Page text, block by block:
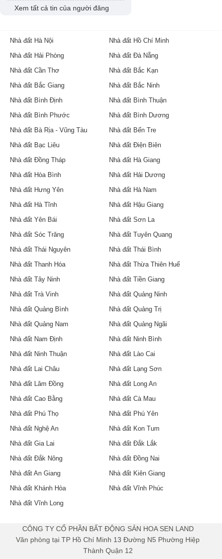
Xem tất cả tin của người đăng
Nhà đất Hà Nội
Nhà đất Hồ Chí Minh
Nhà đất Hải Phòng
Nhà đất Đà Nẵng
Nhà đất Cần Thơ
Nhà đất Bắc Kạn
Nhà đất Bắc Giang
Nhà đất Bắc Ninh
Nhà đất Bình Định
Nhà đất Bình Thuận
Nhà đất Bình Phước
Nhà đất Bình Dương
Nhà đất Bà Rịa - Vũng Tàu
Nhà đất Bến Tre
Nhà đất Bạc Liêu
Nhà đất Điện Biên
Nhà đất Đồng Tháp
Nhà đất Hà Giang
Nhà đất Hòa Bình
Nhà đất Hải Dương
Nhà đất Hưng Yên
Nhà đất Hà Nam
Nhà đất Hà Tĩnh
Nhà đất Hậu Giang
Nhà đất Yên Bái
Nhà đất Sơn La
Nhà đất Sóc Trăng
Nhà đất Tuyên Quang
Nhà đất Thái Nguyên
Nhà đất Thái Bình
Nhà đất Thanh Hóa
Nhà đất Thừa Thiên Huế
Nhà đất Tây Ninh
Nhà đất Tiền Giang
Nhà đất Trà Vinh
Nhà đất Quảng Ninh
Nhà đất Quảng Bình
Nhà đất Quảng Trị
Nhà đất Quảng Nam
Nhà đất Quảng Ngãi
Nhà đất Nam Định
Nhà đất Ninh Bình
Nhà đất Ninh Thuận
Nhà đất Lào Cai
Nhà đất Lai Châu
Nhà đất Lạng Sơn
Nhà đất Lâm Đồng
Nhà đất Long An
Nhà đất Cao Bằng
Nhà đất Cà Mau
Nhà đất Phú Thọ
Nhà đất Phú Yên
Nhà đất Nghệ An
Nhà đất Kon Tum
Nhà đất Gia Lai
Nhà đất Đắk Lắk
Nhà đất Đắk Nông
Nhà đất Đồng Nai
Nhà đất An Giang
Nhà đất Kiên Giang
Nhà đất Khánh Hòa
Nhà đất Vĩnh Phúc
Nhà đất Vĩnh Long
​CÔNG TY CỔ PHẦN BẤT ĐỘNG SẢN HOA SEN LAND
Văn phòng tại TP Hồ Chí Minh 13 Đường N5 Phường Hiệp
Thành Quận 12